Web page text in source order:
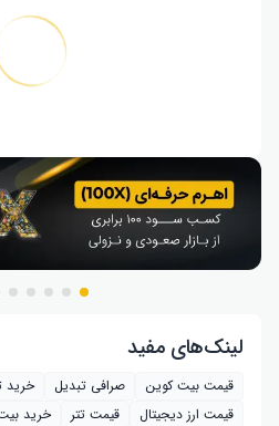
لینک‌های مفید
قیمت بیت کوین صرافی تبدیل خرید
قیمت ارز دیجیتال
قیمت تتر خرید